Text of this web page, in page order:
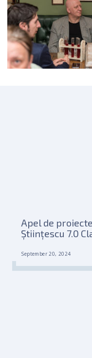
Apel de
Științescu 7.0
September 20, 2024